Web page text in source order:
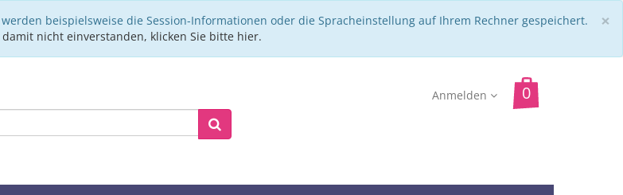
×
beispielsweise die Session-Informationen oder die Spracheinstellung auf Ihrem Rechner gespeichert.
damit nicht einverstanden, klicken Sie bitte hier.
Anmelden